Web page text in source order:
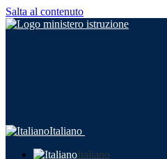
Salta al contenuto
Italiano
Italiano